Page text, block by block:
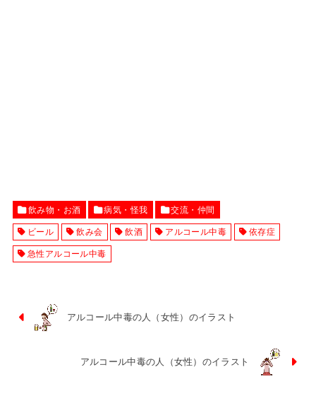
飲み物・お酒 病気・怪我 交流・仲間
ビール 飲み会 飲酒 アルコール中毒 依存症
急性アルコール中毒
アルコール中毒の人（女性）のイラスト
アルコール中毒の人（女性）のイラスト